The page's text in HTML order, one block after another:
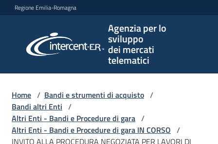
Vai al contenuto
Vai alla navigazione
Vai al footer
Regione Emilia-Romagna
Agenzia per lo
sviluppo
dei mercati
telematici
per lo
sviluppo
telematici
L'Agenzia
Home / Bandi e strumenti di acquisto /
Bandi altri Enti /
Altri Enti - Bandi e Procedure di gara /
Altri Enti - Bandi e Procedure di gara IN CORSO /
INVITO ALLA PROCEDURA NEGOZIATA PER LAVORI DI